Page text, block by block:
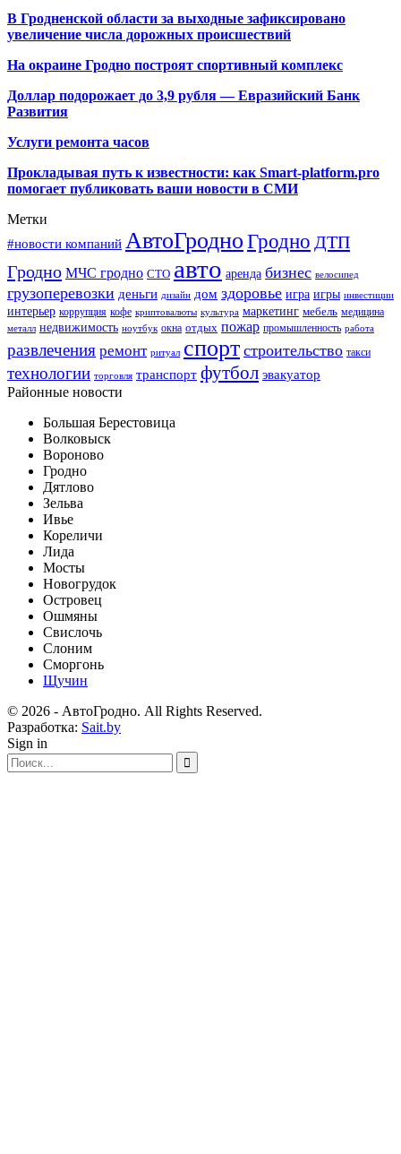
В Гродненской области за выходные зафиксировано
увеличение числа дорожных происшествий
На окраине Гродно построят спортивный комплекс
Доллар подорожает до 3,9 рубля — Евразийский Банк
Развития
Услуги ремонта часов
Прокладывая путь к известности: как Smart-platform.pro
помогает публиковать ваши новости в СМИ
Метки
#новости компаний АвтоГродноГродно ДТП
Гродно МЧС гродно СТО авто аренда бизнес велосипед
грузоперевозки деньги дизайн дом здоровье игра игры инвестиции
интерьер коррупция кофе криптовалюты культура маркетинг мебель медицина
металл недвижимость ноутбук окна отдых пожар промышленность работа
развлечения ремонт ритуал спорт строительство такси
технологии торговля транспорт футбол эвакуатор
Районные новости
Большая Берестовица
Волковыск
Вороново
Гродно
Дятлово
Зельва
Ивье
Кореличи
Лида
Мосты
Новогрудок
Островец
Ошмяны
Свислочь
Слоним
Сморгонь
Щучин
© 2026 - АвтоГродно. All Rights Reserved.
Разработка: Sait.by
Sign in